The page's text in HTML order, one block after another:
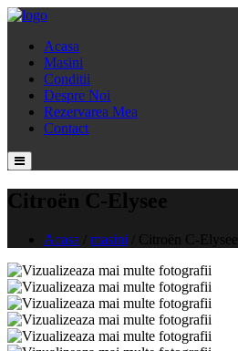
Acasa
Masini
Conditii
Despre Noi
Rezervarea Mea
Contact
Citroën C-Elysee
Acasa masini Citroën C-Elysee